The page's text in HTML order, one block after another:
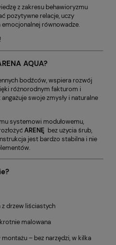
z zakresu behawioryzmu
pozytywne relacje, uczy
równowadze.
AQUA?
bodźców, wspiera rozwój
różnorodnym fakturom i
swoje zmysły i naturalne
systemowi modułowemu,
ARENĘ bez użycia śrub,
jest bardzo stabilna i nie
drzew liściastych
malowana
montażu – bez narzędzi, w kilka